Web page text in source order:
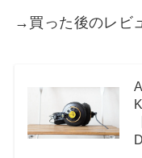
→買った後のレビ